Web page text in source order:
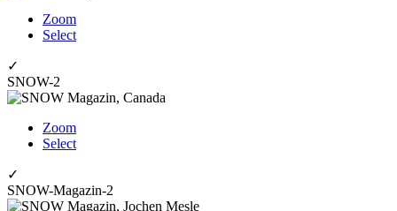
Zoom
Select
✓
SNOW-2
Zoom
Select
✓
SNOW-Magazin-2